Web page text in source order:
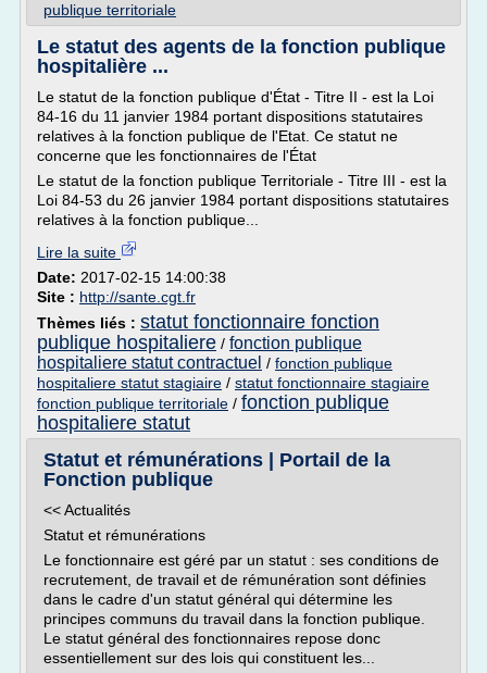
publique territoriale
Le statut des agents de la fonction publique
hospitalière ...
Le statut de la fonction publique d'État - Titre II - est la Loi
84-16 du 11 janvier 1984 portant dispositions statutaires
relatives à la fonction publique de l'Etat. Ce statut ne
concerne que les fonctionnaires de l'État
Le statut de la fonction publique Territoriale - Titre III - est la
Loi 84-53 du 26 janvier 1984 portant dispositions statutaires
relatives à la fonction publique...
Lire la suite
Date: 2017-02-15 14:00:38
Site : http://sante.cgt.fr
Thèmes liés : statut fonctionnaire fonction
publique hospitaliere / fonction publique
hospitaliere statut contractuel / fonction publique
hospitaliere statut stagiaire / statut fonctionnaire stagiaire
fonction publique territoriale / fonction publique
hospitaliere statut
Statut et rémunérations | Portail de la
Fonction publique
<< Actualités
Statut et rémunérations
Le fonctionnaire est géré par un statut : ses conditions de
recrutement, de travail et de rémunération sont définies
dans le cadre d'un statut général qui détermine les
principes communs du travail dans la fonction publique.
Le statut général des fonctionnaires repose donc
essentiellement sur des lois qui constituent les...